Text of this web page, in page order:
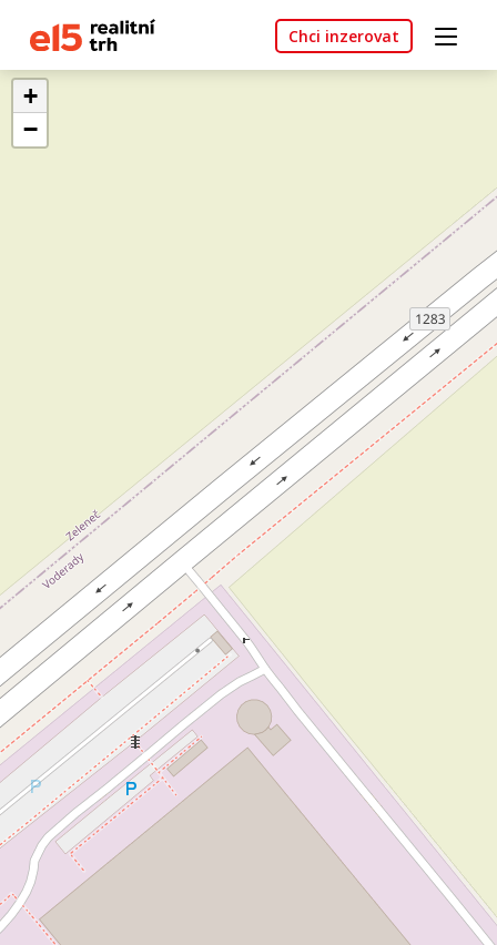
Chci inzerovat
+
−